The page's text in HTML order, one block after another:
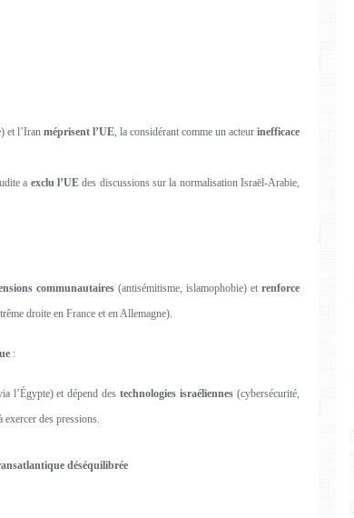
et l’Iran méprisent l’UE, la considérant comme un acteur inefficace
a exclu l’UEdes discussions sur la normalisation Israël-Arabie,
communautaires(antisémitisme, islamophobie) etrenforce
droite en France et en Allemagne).
:
l’Égypte) et dépend destechnologies israéliennes (cybersécurité,
exercer des pressions.
déséquilibrée